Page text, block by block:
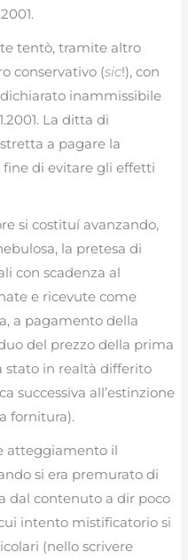
tentò, tramite altro
conservativo (sic!), con
dichiarato inammissibile
La ditta di
a pagare la
di evitare gli effetti
si costituí avanzando,
la pretesa di
con scadenza al
e ricevute come
a pagamento della
del prezzo della prima
stato in realtà differito
successiva all’estinzione
fornitura).
atteggiamento il
si era premurato di
dal contenuto a dir poco
intento mistificatorio si
(nello scrivere